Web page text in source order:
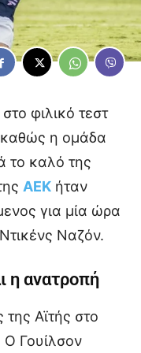
στο φιλικό τεστ
η ομάδα
το καλό της
ΑΕΚ ήταν
για μία ώρα
Ναζόν.
η ανατροπή
της Αϊτής στο
Ο Γουίλσον